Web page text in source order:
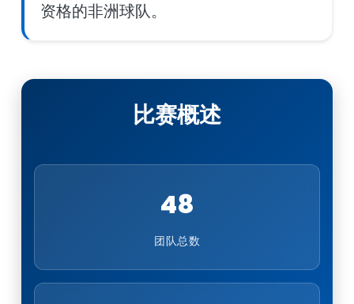
资格的非洲球队。
比赛概述
48
团队总数